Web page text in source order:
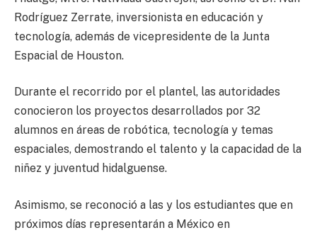
Rodríguez Zerrate, inversionista en educación y
tecnología, además de vicepresidente de la Junta
Espacial de Houston.
Durante el recorrido por el plantel, las autoridades
conocieron los proyectos desarrollados por 32
alumnos en áreas de robótica, tecnología y temas
espaciales, demostrando el talento y la capacidad de la
niñez y juventud hidalguense.
Asimismo, se reconoció a las y los estudiantes que en
próximos días representarán a México en